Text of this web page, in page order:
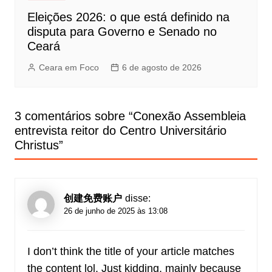
Eleições 2026: o que está definido na
disputa para Governo e Senado no
Ceará
Ceara em Foco 6 de agosto de 2026
3 comentários sobre “Conexão Assembleia
entrevista reitor do Centro Universitário
Christus”
创建免费账户 disse:
26 de junho de 2025 às 13:08
I don’t think the title of your article matches
the content lol. Just kidding, mainly because